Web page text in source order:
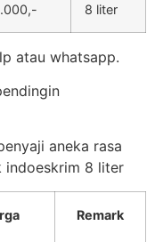
8 liter
atau whatsapp.
aneka rasa
indoeskrim 8 liter
Remark